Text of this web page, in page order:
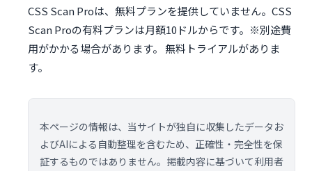
CSS Scan Proは、無料プランを提供していません。CSS
Scan Proの有料プランは月額10ドルからです。※別途費
用がかかる場合があります。 無料トライアルがありま
す。
本ページの情報は、当サイトが独自に収集したデータお
よびAIによる自動整理を含むため、正確性・完全性を保
証するものではありません。掲載内容に基づいて利用者